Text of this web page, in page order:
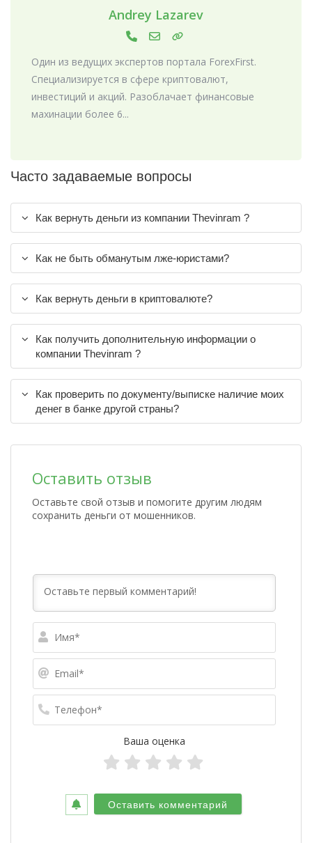
Andrey Lazarev
Один из ведущих экспертов портала ForexFirst.
Специализируется в сфере криптовалют,
инвестиций и акций. Разоблачает финансовые
махинации более 6...
Часто задаваемые вопросы
Как вернуть деньги из компании Thevinram ?
Как не быть обманутым лже-юристами?
Как вернуть деньги в криптовалюте?
Как получить дополнительную информации о
компании Thevinram ?
Как проверить по документу/выписке наличие моих
денег в банке другой страны?
Оставить отзыв
Оставьте свой отзыв и помогите другим людям
сохранить деньги от мошенников.
Ваша оценка